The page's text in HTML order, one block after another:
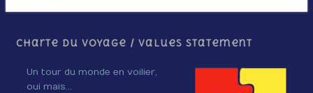
Charte du voyage / Values Statement
Un tour du monde en voilier,
oui mais…